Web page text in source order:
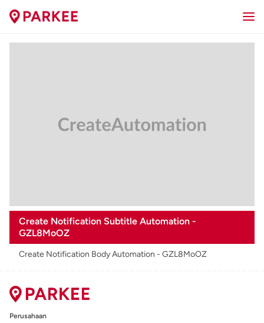
Create Notification Subtitle Automation -
GZL8MoOZ
Create Notification Body Automation - GZL8MoOZ
Perusahaan